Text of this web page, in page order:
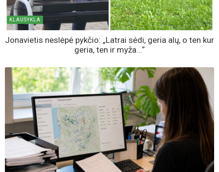
KLAUSYKLA
Jonavietis neslėpė pykčio: „Latrai sėdi, geria alų, o ten kur
geria, ten ir myža...“